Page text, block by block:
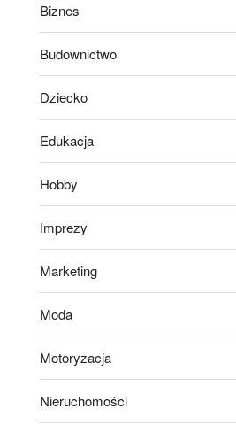
Biznes
Budownictwo
Dziecko
Edukacja
Hobby
Imprezy
Marketing
Moda
Motoryzacja
Nieruchomości